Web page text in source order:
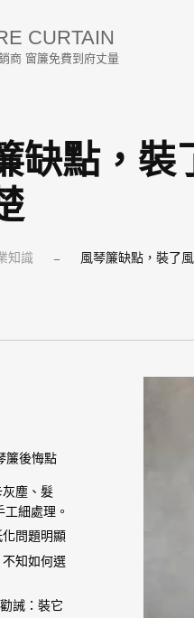
CURTAIN
商 窗簾免費到府丈量
缺點，裝
知識 – 風琴簾缺點，裝了
簾後悔點
灰塵、髮
細處理。
問題明顯
知如何選
誡：裝它